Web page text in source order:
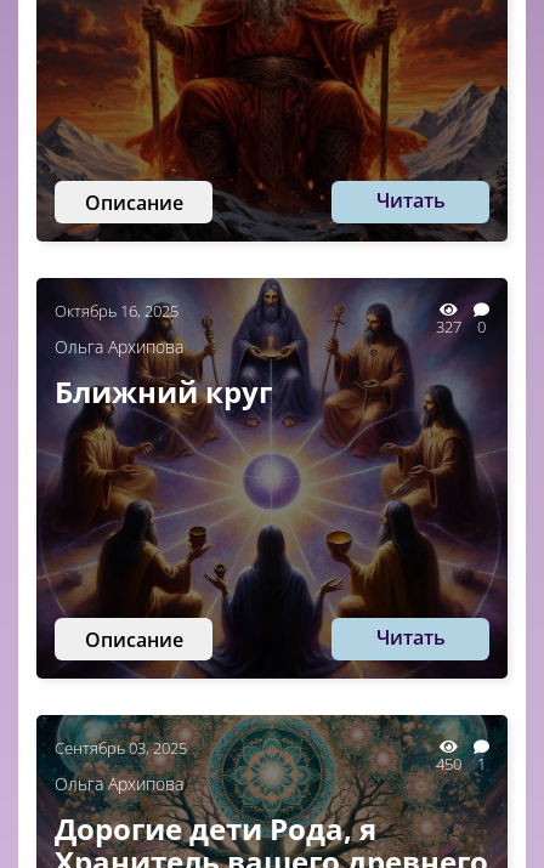
Описание Читать
Октябрь 16, 2025
327 0
Ольга Архипова
Ближний круг
Описание Читать
Сентябрь 03, 2025
450 1
Ольга Архипова
Дорогие дети Рода, я